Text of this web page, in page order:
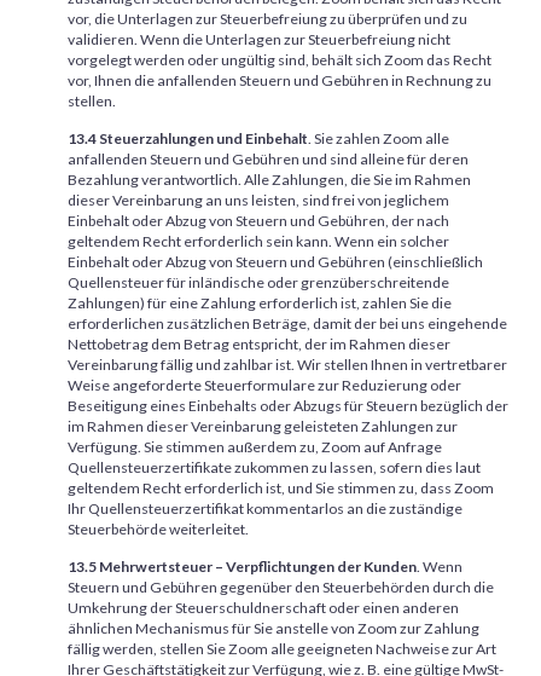
vor, die Unterlagen zur Steuerbefreiung zu überprüfen und zu
validieren. Wenn die Unterlagen zur Steuerbefreiung nicht
vorgelegt werden oder ungültig sind, behält sich Zoom das Recht
vor, Ihnen die anfallenden Steuern und Gebühren in Rechnung zu
stellen.
13.4 Steuerzahlungen und Einbehalt. Sie zahlen Zoom alle
anfallenden Steuern und Gebühren und sind alleine für deren
Bezahlung verantwortlich. Alle Zahlungen, die Sie im Rahmen
dieser Vereinbarung an uns leisten, sind frei von jeglichem
Einbehalt oder Abzug von Steuern und Gebühren, der nach
geltendem Recht erforderlich sein kann. Wenn ein solcher
Einbehalt oder Abzug von Steuern und Gebühren (einschließlich
Quellensteuer für inländische oder grenzüberschreitende
Zahlungen) für eine Zahlung erforderlich ist, zahlen Sie die
erforderlichen zusätzlichen Beträge, damit der bei uns eingehende
Nettobetrag dem Betrag entspricht, der im Rahmen dieser
Vereinbarung fällig und zahlbar ist. Wir stellen Ihnen in vertretbarer
Weise angeforderte Steuerformulare zur Reduzierung oder
Beseitigung eines Einbehalts oder Abzugs für Steuern bezüglich der
im Rahmen dieser Vereinbarung geleisteten Zahlungen zur
Verfügung. Sie stimmen außerdem zu, Zoom auf Anfrage
Quellensteuerzertifikate zukommen zu lassen, sofern dies laut
geltendem Recht erforderlich ist, und Sie stimmen zu, dass Zoom
Ihr Quellensteuerzertifikat kommentarlos an die zuständige
Steuerbehörde weiterleitet.
13.5 Mehrwertsteuer – Verpflichtungen der Kunden. Wenn
Steuern und Gebühren gegenüber den Steuerbehörden durch die
Umkehrung der Steuerschuldnerschaft oder einen anderen
ähnlichen Mechanismus für Sie anstelle von Zoom zur Zahlung
fällig werden, stellen Sie Zoom alle geeigneten Nachweise zur Art
Ihrer Geschäftstätigkeit zur Verfügung, wie z. B. eine gültige MwSt-